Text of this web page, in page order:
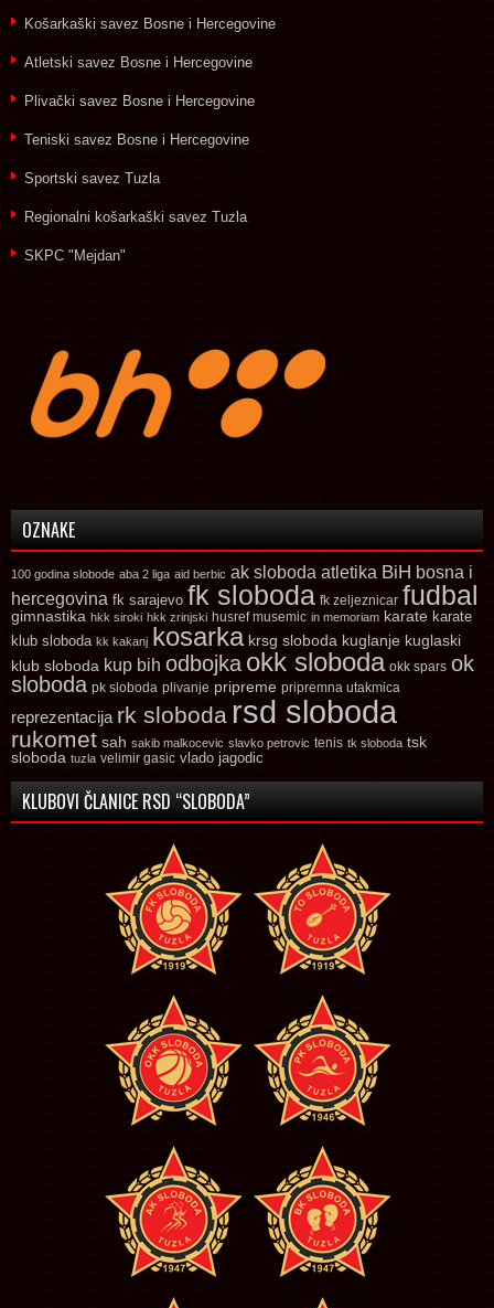
Košarkaški savez Bosne i Hercegovine
Atletski savez Bosne i Hercegovine
Plivački savez Bosne i Hercegovine
Teniski savez Bosne i Hercegovine
Sportski savez Tuzla
Regionalni košarkaški savez Tuzla
SKPC "Mejdan"
OZNAKE
100 godina slobode aba 2 liga aid berbic ak sloboda atletika BiH bosna i
hercegovina fk sarajevo fk sloboda fk zeljeznicar fudbal
gimnastika hkk siroki hkk zrinjski husref musemic in memoriam karate karate
klub sloboda kk kakanj kosarka krsg sloboda kuglanje kuglaski
klub sloboda kup bih odbojka okk sloboda okk spars ok
sloboda pk sloboda plivanje pripreme pripremna utakmica
reprezentacija rk sloboda rsd sloboda
rukomet sah sakib malkocevic slavko petrovic tenis tk sloboda tsk
sloboda tuzla velimir gasic vlado jagodic
KLUBOVI ČLANICE RSD “SLOBODA”